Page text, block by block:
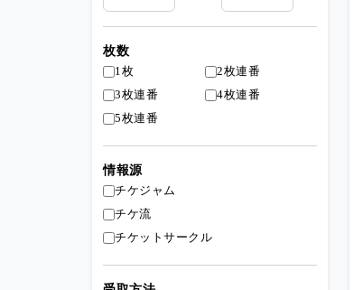
枚数
1枚
2枚連番
3枚連番
4枚連番
5枚連番
情報源
チケジャム
チケ流
チケットサークル